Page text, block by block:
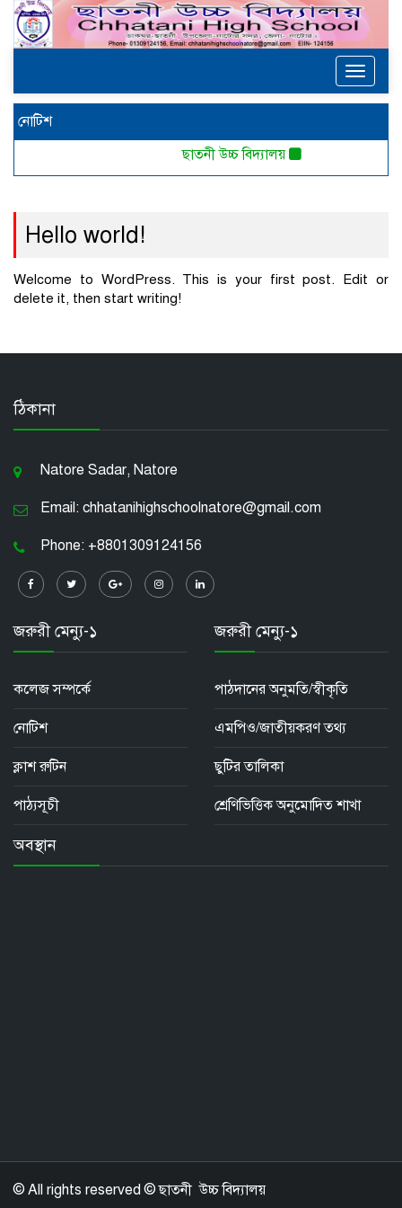
Toggle
নোটিশ
ছাতনী উচ্চ বিদ্যালয়
Hello world!
Welcome to WordPress. This is your first post. Edit or
delete it, then start writing!
ঠিকানা
Natore Sadar, Natore
Email: chhatanihighschoolnatore@gmail.com
Phone: +8801309124156
জরুরী মেন্যু-১
কলেজ সম্পর্কে
নোটিশ
ক্লাশ রুটিন
পাঠ্যসূচী
জরুরী মেন্যু-১
পাঠদানের অনুমতি/স্বীকৃতি
এমপিও/জাতীয়করণ তথ্য
ছুটির তালিকা
শ্রেণিভিত্তিক অনুমোদিত শাখা
অবস্থান
© All rights reserved © ছাতনী উচ্চ বিদ্যালয়